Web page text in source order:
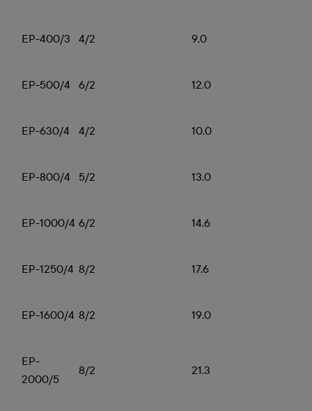
EP-400/3 4/2 9.0
EP-500/4 6/2 12.0
EP-630/4 4/2 10.0
EP-800/4 5/2 13.0
EP-1000/4 6/2 14.6
EP-1250/4 8/2 17.6
EP-1600/4 8/2 19.0
EP-
2000/5
8/2 21.3